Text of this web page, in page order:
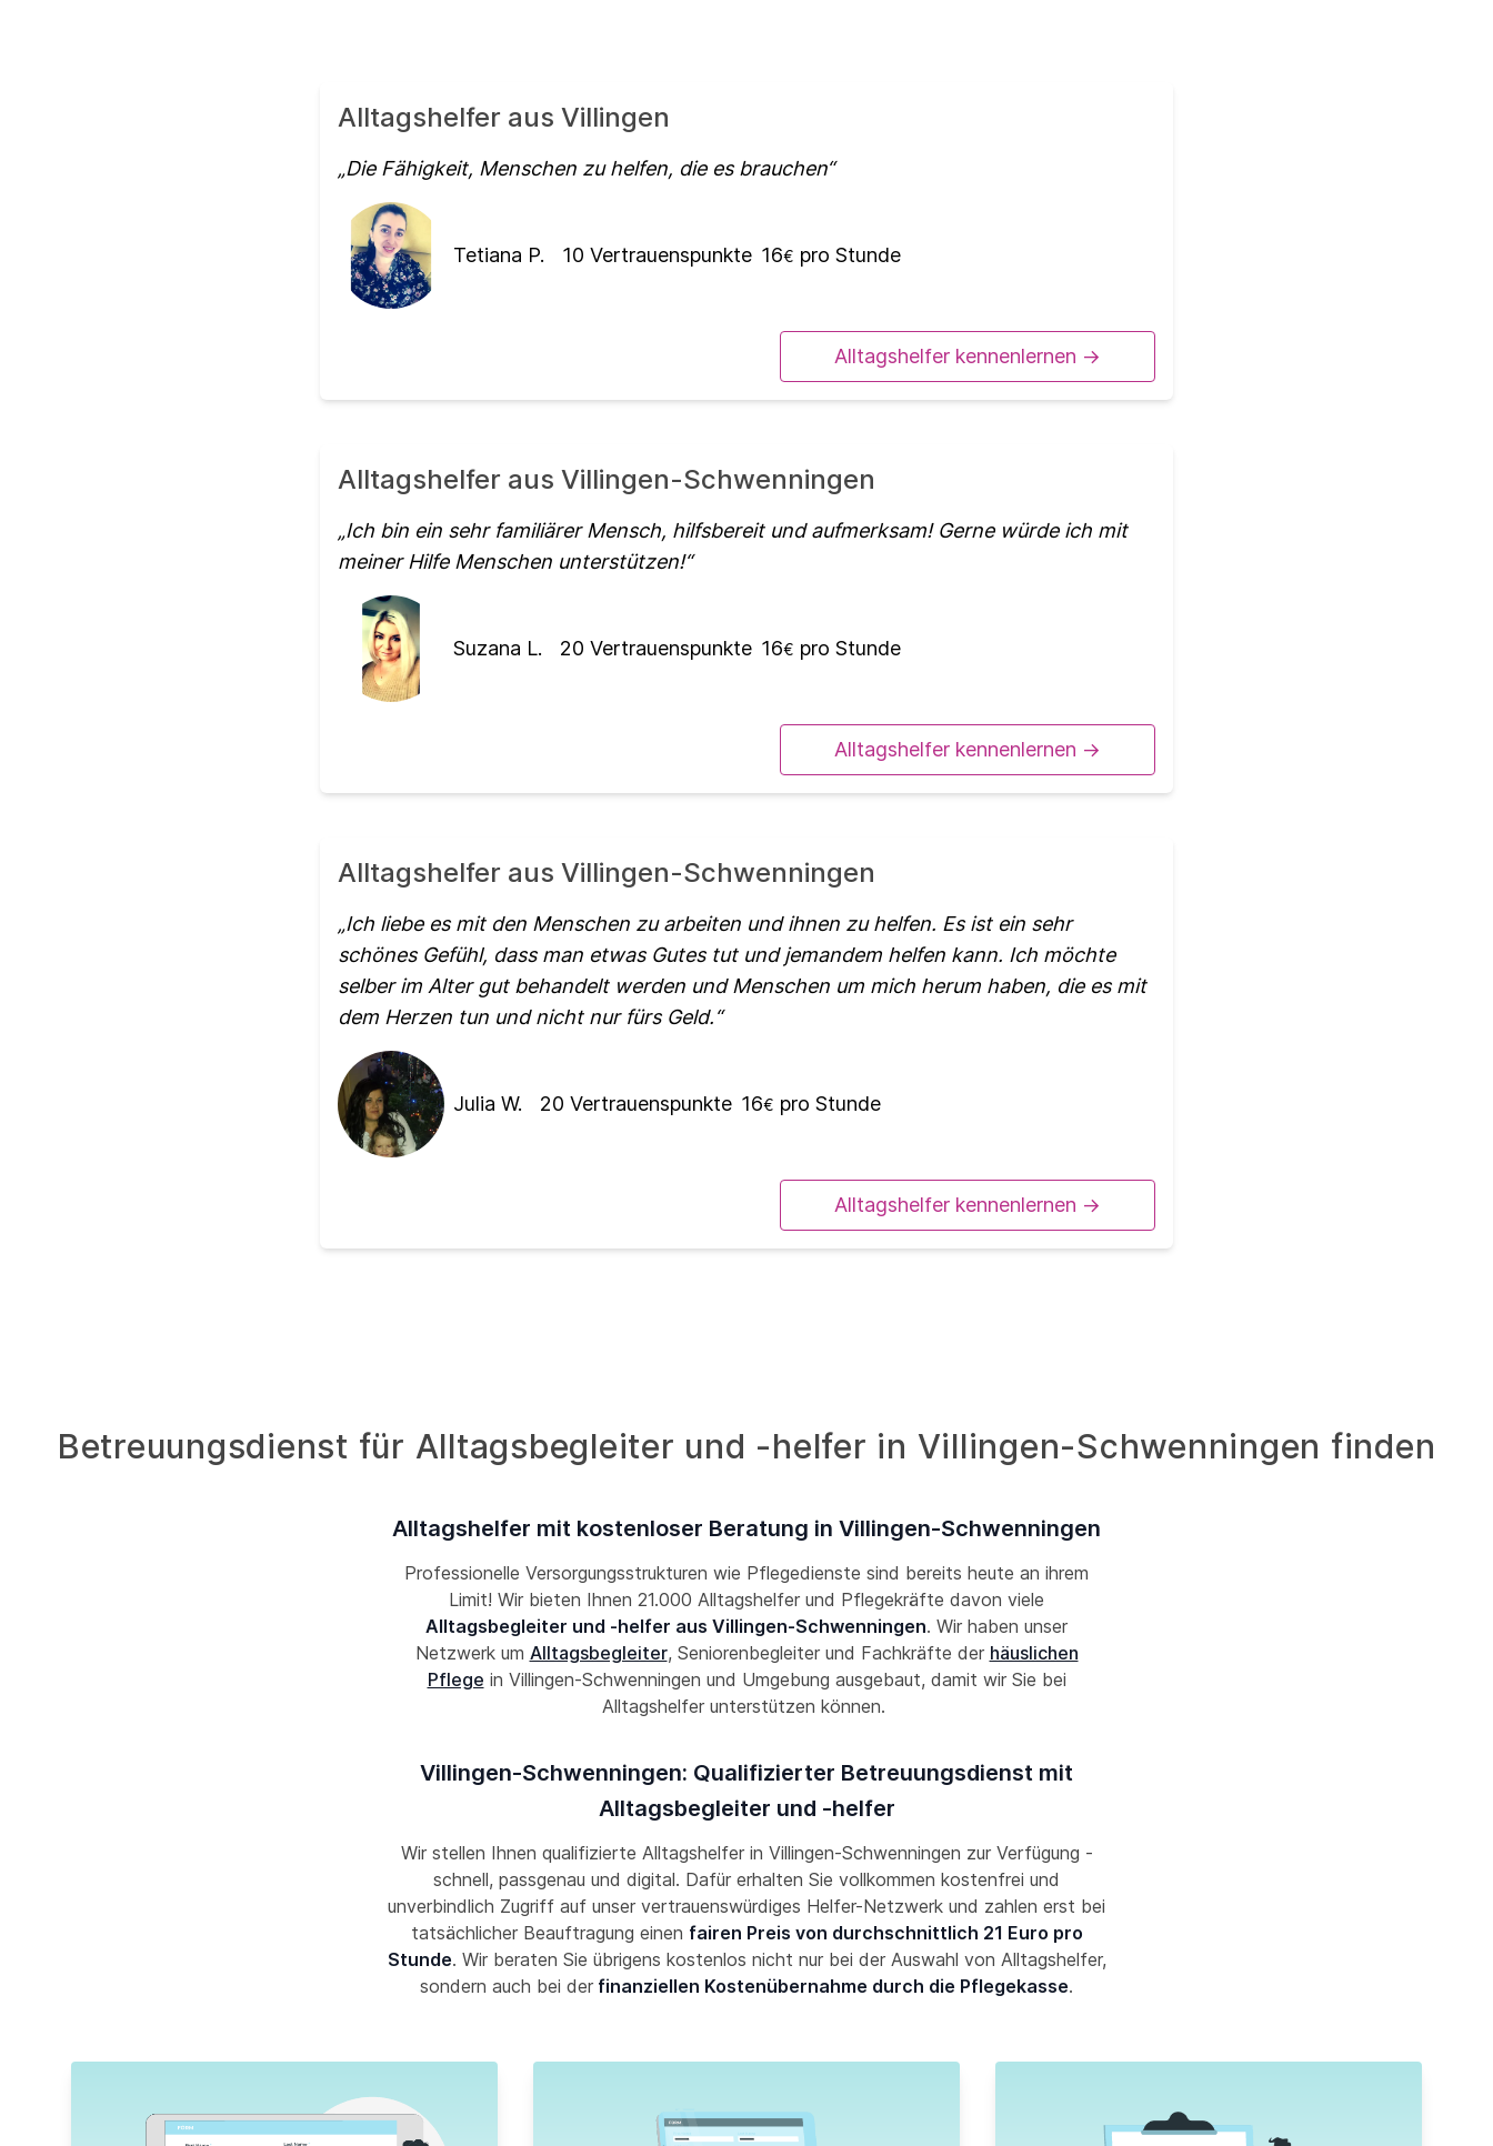
Alltagshelfer aus Villingen
Die Fähigkeit, Menschen zu helfen, die es brauchen
Tetiana P. 10 Vertrauenspunkte 16€ pro Stunde
Alltagshelfer kennenlernen ->
Alltagshelfer aus Villingen-Schwenningen
Ich bin ein sehr familiärer Mensch, hilfsbereit und aufmerksam! Gerne würde ich mit
meiner Hilfe Menschen unterstützen!
Suzana L. 20 Vertrauenspunkte 16€ pro Stunde
Alltagshelfer kennenlernen ->
Alltagshelfer aus Villingen-Schwenningen
Ich liebe es mit den Menschen zu arbeiten und ihnen zu helfen. Es ist ein sehr
schönes Gefühl, dass man etwas Gutes tut und jemandem helfen kann. Ich möchte
selber im Alter gut behandelt werden und Menschen um mich herum haben, die es mit
dem Herzen tun und nicht nur fürs Geld.
Julia W. 20 Vertrauenspunkte 16€ pro Stunde
Alltagshelfer kennenlernen ->
Betreuungsdienst für Alltagsbegleiter und -helfer in Villingen-Schwenningen finden
Alltagshelfer mit kostenloser Beratung in Villingen-Schwenningen
Professionelle Versorgungsstrukturen wie Pflegedienste sind bereits heute an ihrem
Limit! Wir bieten Ihnen 21.000 Alltagshelfer und Pflegekräfte davon viele
Alltagsbegleiter und -helfer aus Villingen-Schwenningen. Wir haben unser
Netzwerk um Alltagsbegleiter, Seniorenbegleiter und Fachkräfte der häuslichen
Pflege in Villingen-Schwenningen und Umgebung ausgebaut, damit wir Sie bei
Alltagshelfer unterstützen können.
Villingen-Schwenningen: Qualifizierter Betreuungsdienst mit
Alltagsbegleiter und -helfer
Wir stellen Ihnen qualifizierte Alltagshelfer in Villingen-Schwenningen zur Verfügung -
schnell, passgenau und digital. Dafür erhalten Sie vollkommen kostenfrei und
unverbindlich Zugriff auf unser vertrauenswürdiges Helfer-Netzwerk und zahlen erst bei
tatsächlicher Beauftragung einen fairen Preis von durchschnittlich 21 Euro pro
Stunde. Wir beraten Sie übrigens kostenlos nicht nur bei der Auswahl von Alltagshelfer,
sondern auch bei der finanziellen Kostenübernahme durch die Pflegekasse.